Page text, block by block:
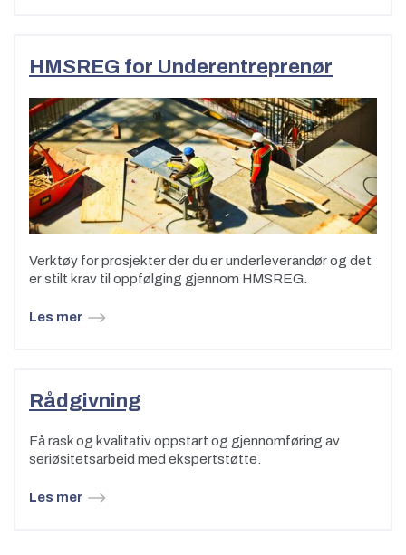
HMSREG for Underentreprenør
Verktøy for prosjekter der du er underleverandør og det
er stilt krav til oppfølging gjennom HMSREG.
Les mer
Rådgivning
Få rask og kvalitativ oppstart og gjennomføring av
seriøsitetsarbeid med ekspertstøtte.
Les mer